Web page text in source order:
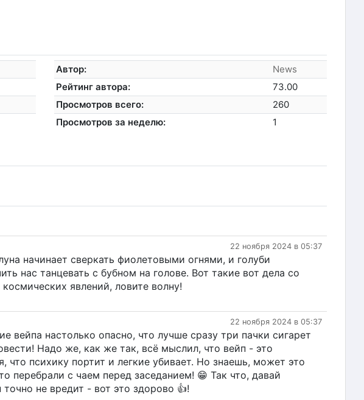
Автор:
News
Рейтинг автора:
73.00
Просмотров всего:
260
Просмотров за неделю:
1
22 ноября 2024 в 05:37
начинает сверкать фиолетовыми огнями, и голуби
нас танцевать с бубном на голове. Вот такие вот дела со
явлений, ловите волну!
22 ноября 2024 в 05:37
вейпа настолько опасно, что лучше сразу три пачки сигарет
Надо же, как же так, всё мыслил, что вейп - это
что психику портит и легкие убивает. Но знаешь, может это
перебрали с чаем перед заседанием! 😁 Так что, давай
не вредит - вот это здорово 👍!